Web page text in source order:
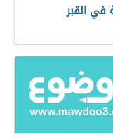
في القبر